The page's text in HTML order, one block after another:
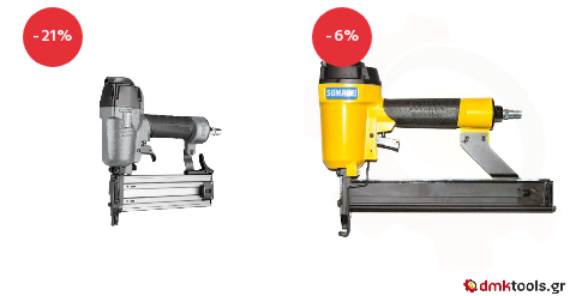
-21% -6%